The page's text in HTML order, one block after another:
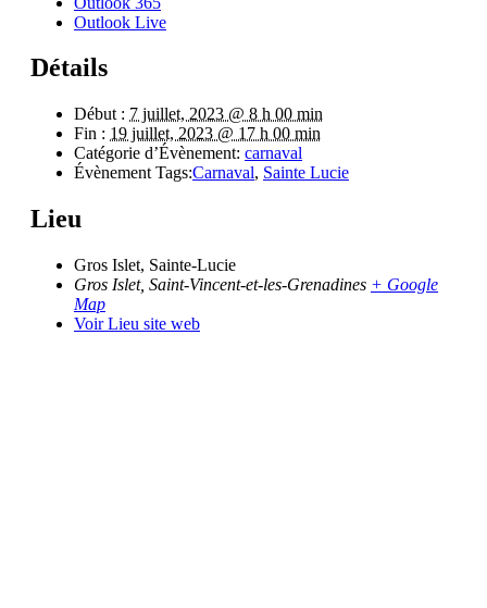
Outlook Live
Détails
Début : 7 juillet, 2023 @ 8 h 00 min
Fin : 19 juillet, 2023 @ 17 h 00 min
Catégorie d’Évènement: carnaval
Évènement Tags:Carnaval, Sainte Lucie
Lieu
Gros Islet, Sainte-Lucie
Gros Islet, Saint-Vincent-et-les-Grenadines + Google
Map
Voir Lieu site web